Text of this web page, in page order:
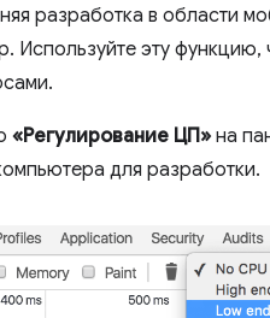
разработка в области
эту функцию,
«Регулирование ЦП» на
для разработки.